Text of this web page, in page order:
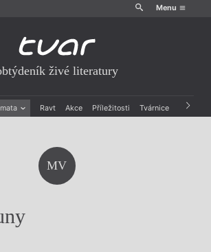
Menu
živé literatury
Ravt Akce Příležitosti Tvárnice Archiv
MV